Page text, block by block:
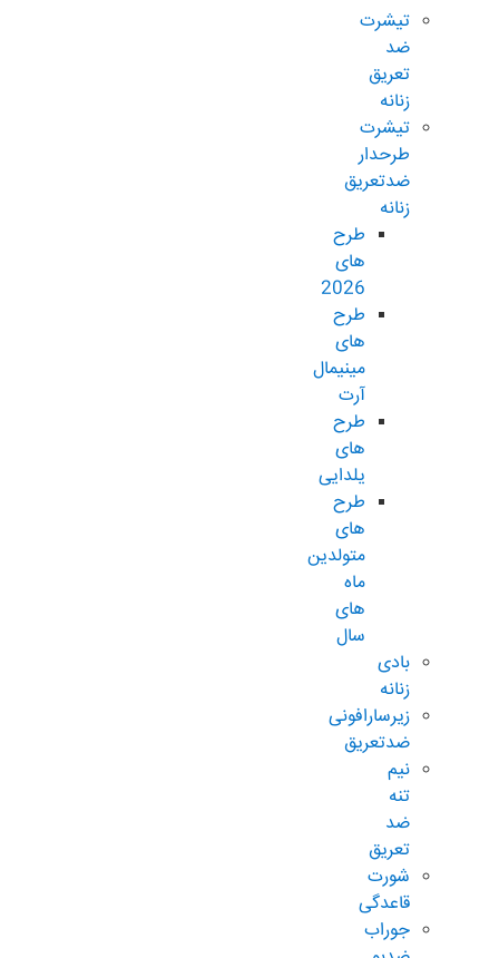
تیشرت
ضد
تعریق
زنانه
تیشرت
طرحدار
ضدتعریق
زنانه
طرح
های
2026
طرح
های
مینیمال
آرت
طرح
های
یلدایی
طرح
های
متولدین
ماه
های
سال
بادی
زنانه
زیرسارافونی
ضدتعریق
نیم
تنه
ضد
تعریق
شورت
قاعدگی
جوراب